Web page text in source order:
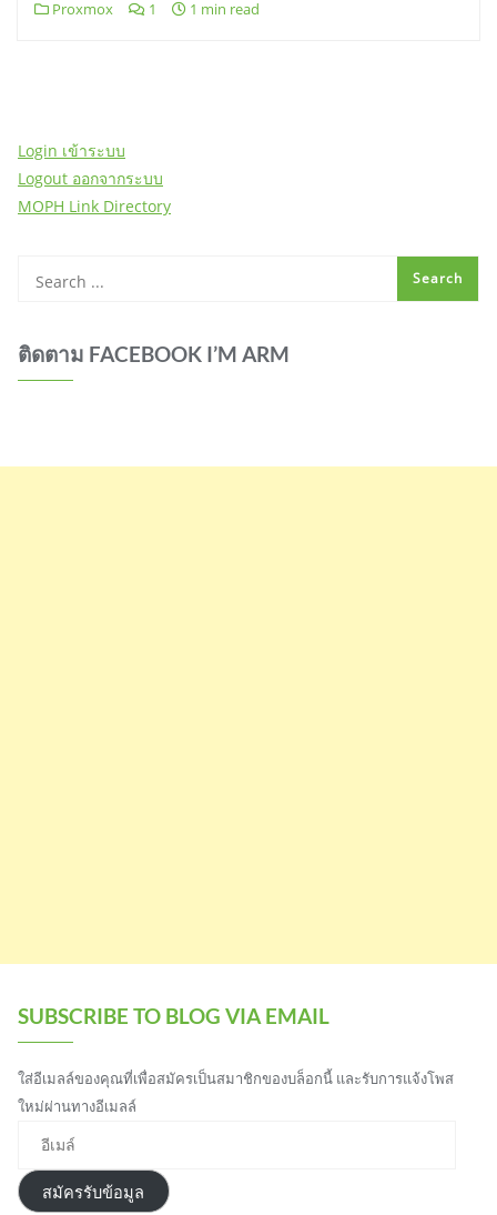
Proxmox 1 1 min read
Login เข้าระบบ
Logout ออกจากระบบ
MOPH Link Directory
ติดตาม FACEBOOK I’M ARM
SUBSCRIBE TO BLOG VIA EMAIL
ใส่อีเมลล์ของคุณที่เพื่อสมัครเป็นสมาชิกของบล็อกนี้ และรับการแจ้งโพส
ใหม่ผ่านทางอีเมลล์
ม
สมัครรับข้อมูล